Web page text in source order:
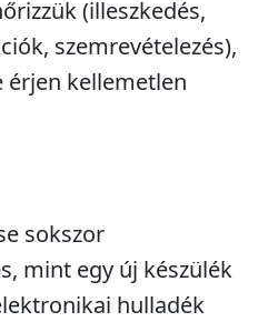
(illeszkedés,
szemrevételezés),
érjen kellemetlen
sokszor
mint egy új készülék
hulladék